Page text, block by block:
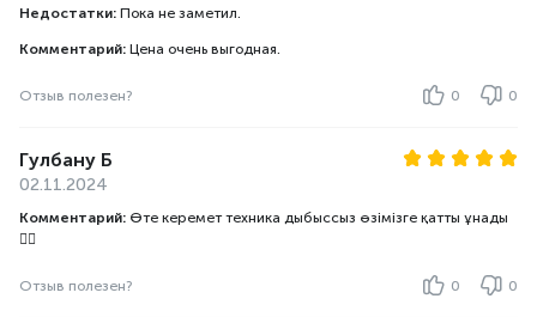
Недостатки: Пока не заметил.
Комментарий: Цена очень выгодная.
Отзыв полезен? 0 0
Гулбану Б
02.11.2024
Комментарий: Өте керемет техника дыбыссыз өзімізге қатты ұнады
👍🏻
Отзыв полезен? 0 0